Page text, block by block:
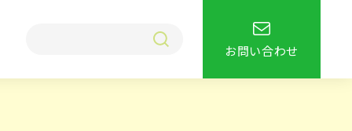
お問い合わせ